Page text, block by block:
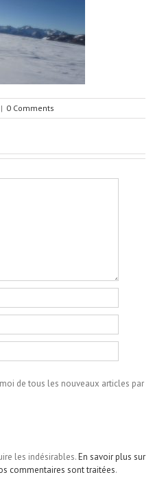
| 0 Comments
de tous les nouveaux articles par
les indésirables.En savoir plus sur
commentaires sont traitées.